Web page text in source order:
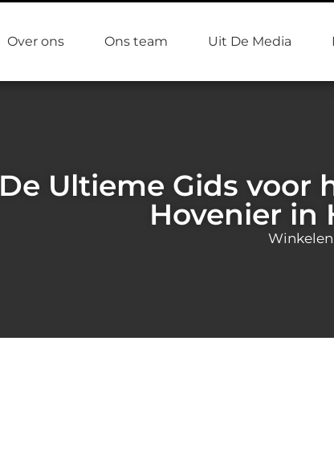
Over ons Ons team Uit De Media
De Ultieme Gids voor
Hovenier in
Winkelen